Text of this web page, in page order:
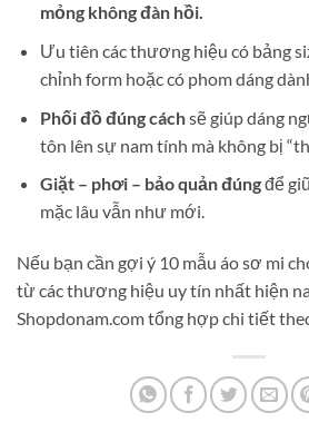
mỏng không đàn hồi.
Ưu tiên các thương hiệu có bảng
chỉnh form hoặc có phom dáng
Phối đồ đúng cáchsẽ giúp dáng
tôn lên sự nam tính mà không bị
Giặt – phơi – bảo quản đúngđể
mặc lâu vẫn như mới.
Nếu bạn cần gợi ý 10 mẫu áo sơ mi
từ các thương hiệu uy tín nhất hiện
Shopdonam.com tổng hợp chi tiết